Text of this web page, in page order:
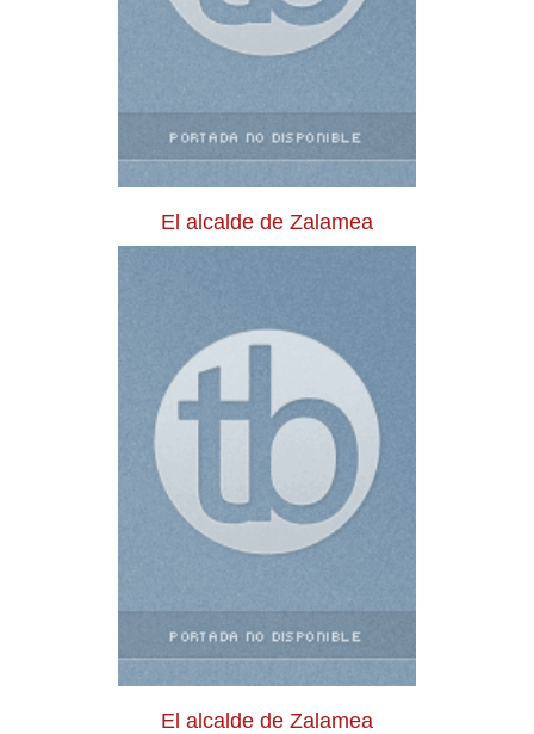
El alcalde de Zalamea
El alcalde de Zalamea